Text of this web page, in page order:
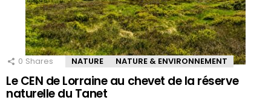
0 Shares NATURE NATURE & ENVIRONNEMENT
Le CEN de Lorraine au chevet de la réserve
naturelle du Tanet